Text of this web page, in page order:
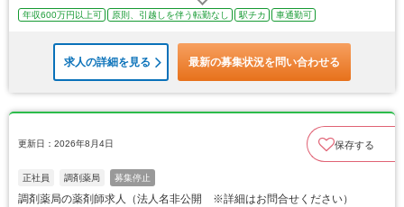
年収600万円以上可 原則、引越しを伴う転勤なし 駅チカ 車通勤可
求人の詳細を見る 最新の募集状況を問い合わせる
更新日：2026年8月4日 保存する
正社員 調剤薬局 募集停止
調剤薬局の薬剤師求人（法人名非公開 ※詳細はお問合せください）